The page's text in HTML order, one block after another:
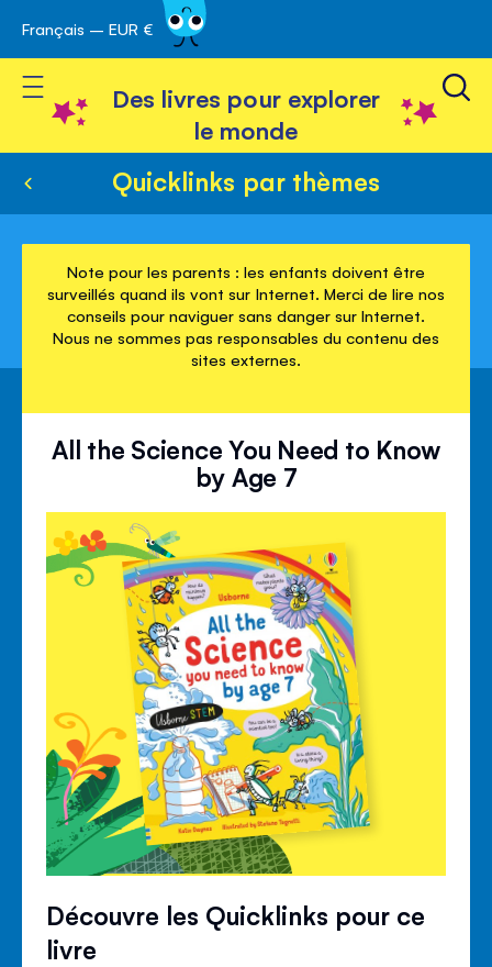
Skip
to
Content
Français – EUR €
Toggle Nav
Des livres pour explorer
le monde
Quicklinks par thèmes
Note pour les parents : les enfants doivent être
surveillés quand ils vont sur Internet. Merci de lire nos
conseils pour naviguer sans danger sur Internet.
Nous ne sommes pas responsables du contenu des
sites externes.
All the Science You Need to Know
by Age 7
Découvre les Quicklinks pour ce
livre